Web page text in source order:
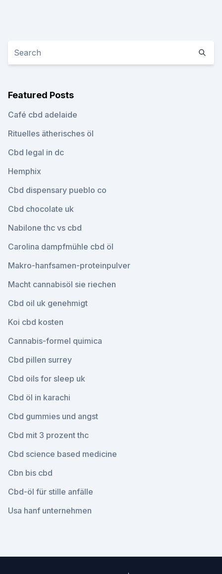
Featured Posts
Café cbd adelaide
Rituelles ätherisches öl
Cbd legal in dc
Hemphix
Cbd dispensary pueblo co
Cbd chocolate uk
Nabilone thc vs cbd
Carolina dampfmühle cbd öl
Makro-hanfsamen-proteinpulver
Macht cannabisöl sie riechen
Cbd oil uk genehmigt
Koi cbd kosten
Cannabis-formel quimica
Cbd pillen surrey
Cbd oils for sleep uk
Cbd öl in karachi
Cbd gummies und angst
Cbd mit 3 prozent thc
Cbd science based medicine
Cbn bis cbd
Cbd-öl für stille anfälle
Usa hanf unternehmen